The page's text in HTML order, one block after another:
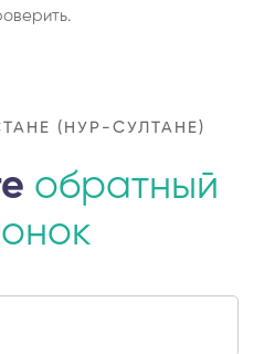
(НУР-СУЛТАНЕ)
обратный